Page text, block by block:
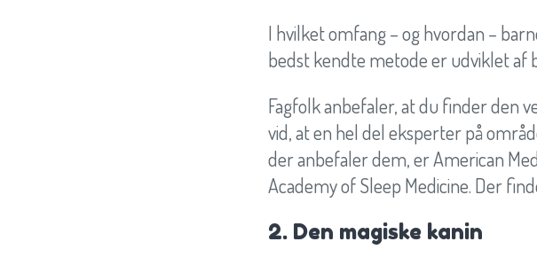
I hvilket omfang – og hvordan –
bedst kendte metode er udviklet af
Fagfolk anbefaler, at du finder den
vid, at en hel del eksperter på
der anbefaler dem, er American
Academy of Sleep Medicine. Der
2. Den magiske kanin